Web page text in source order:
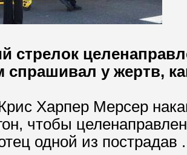
стрелок
спрашивал у жертв,
Харпер Мерсер
чтобы
одной из пострадав